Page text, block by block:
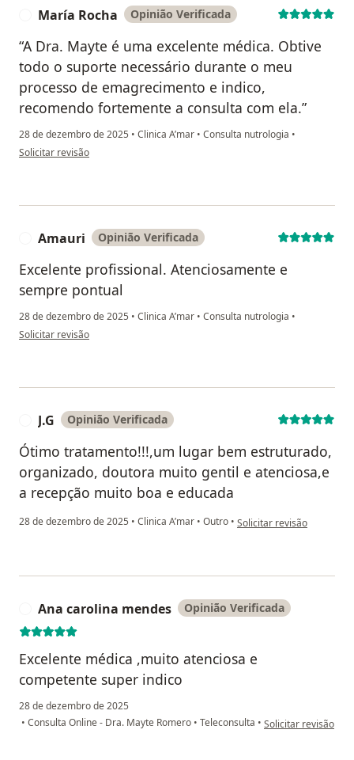
María Rocha Opinião Verificada
“A Dra. Mayte é uma excelente médica. Obtive
todo o suporte necessário durante o meu
processo de emagrecimento e indico,
recomendo fortemente a consulta com ela.”
28 de dezembro de 2025 • Clinica A’mar • Consulta nutrologia •
na opinião do utilizador María Rocha
Solicitar revisão
Amauri Opinião Verificada
Excelente profissional. Atenciosamente e
sempre pontual
28 de dezembro de 2025 • Clinica A’mar • Consulta nutrologia •
na opinião do utilizador Amauri
Solicitar revisão
J.G Opinião Verificada
Ótimo tratamento!!!,um lugar bem estruturado,
organizado, doutora muito gentil e atenciosa,e
a recepção muito boa e educada
28 de dezembro de 2025 • Clinica A’mar • Outro • na opinião do utilizador J.G
Solicitar revisão
Ana carolina mendes Opinião Verificada
Excelente médica ,muito atenciosa e
competente super indico
28 de dezembro de 2025
• Consulta Online - Dra. Mayte Romero • Teleconsulta • na opinião do
Solicitar revisão